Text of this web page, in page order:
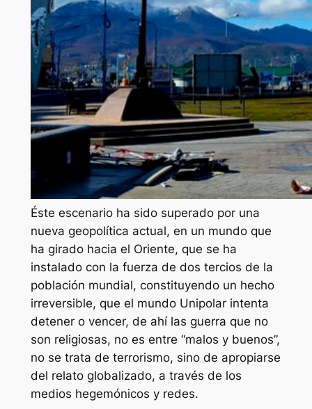
Éste escenario ha sido superado por una
nueva geopolítica actual, en un mundo que
ha girado hacia el Oriente, que se ha
instalado con la fuerza de dos tercios de la
población mundial, constituyendo un hecho
irreversible, que el mundo Unipolar intenta
detener o vencer, de ahí las guerra que no
son religiosas, no es entre “malos y buenos”,
no se trata de terrorismo, sino de apropiarse
del relato globalizado, a través de los
medios hegemónicos y redes.